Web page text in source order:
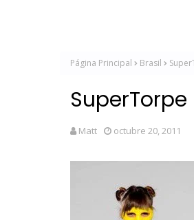
Página Principal Brasil
Matt octubre 20, 2011